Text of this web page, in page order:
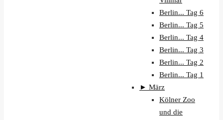
Berlin... Tag 6
Berlin... Tag 5
Berlin... Tag 4
Berlin... Tag 3
Berlin... Tag 2
Berlin... Tag 1
► März
Kölner Zoo
und die